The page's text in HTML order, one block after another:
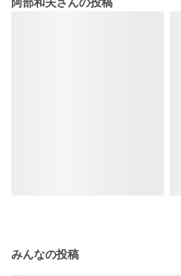
阿部和夫さんの投稿
みんなの投稿